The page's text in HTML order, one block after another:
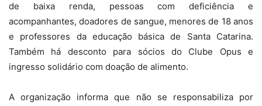
de baixa renda, pessoas com deficiência e
acompanhantes, doadores de sangue, menores de 18 anos
e professores da educação básica de Santa Catarina.
Também há desconto para sócios do Clube Opus e
ingresso solidário com doação de alimento.
A organização informa que não se responsabiliza por